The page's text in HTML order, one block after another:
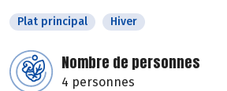
Plat principal Hiver
Nombre de personnes
4 personnes